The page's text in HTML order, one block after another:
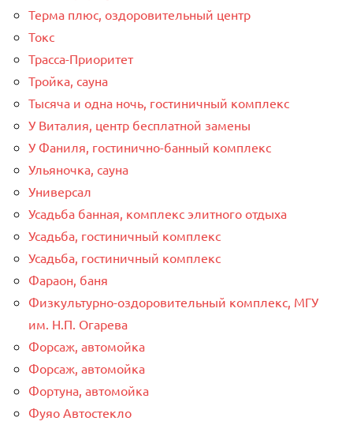
Терма плюс, оздоровительный центр
Токс
Трасса-Приоритет
Тройка, сауна
Тысяча и одна ночь, гостиничный комплекс
У Виталия, центр бесплатной замены
У Фаниля, гостинично-банный комплекс
Ульяночка, сауна
Универсал
Усадьба банная, комплекс элитного отдыха
Усадьба, гостиничный комплекс
Усадьба, гостиничный комплекс
Фараон, баня
Физкультурно-оздоровительный комплекс, МГУ
им. Н.П. Огарева
Форсаж, автомойка
Форсаж, автомойка
Фортуна, автомойка
Фуяо Автостекло